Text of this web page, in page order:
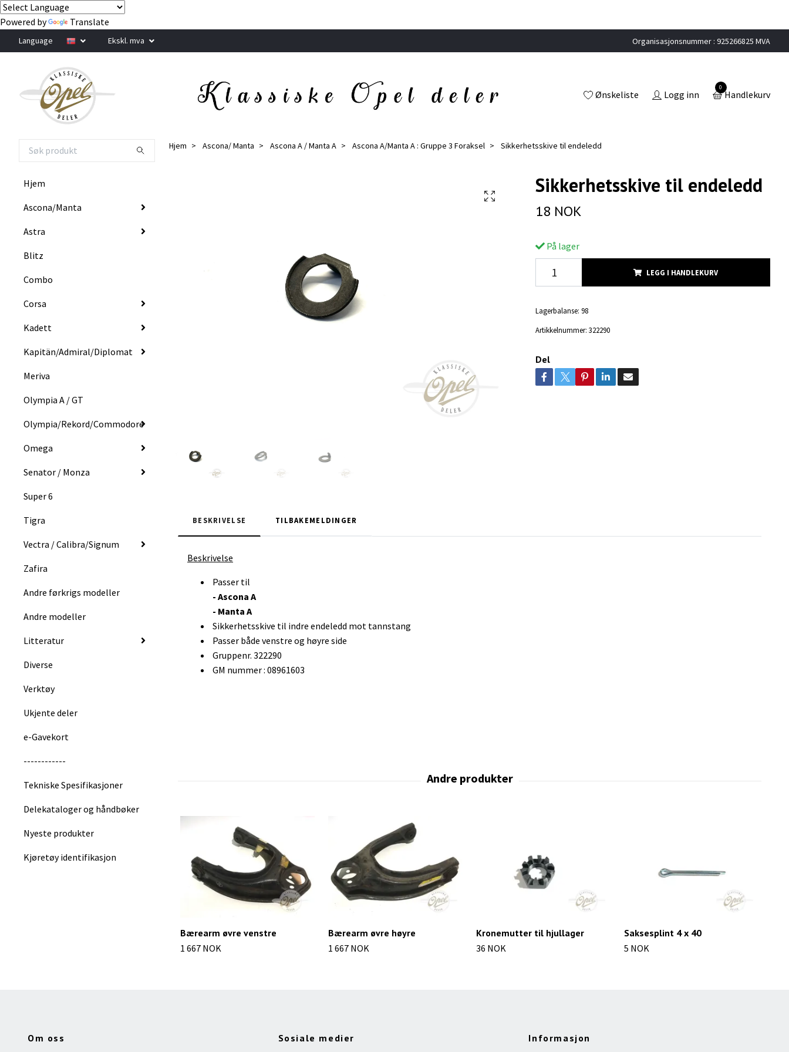
Powered by Translate
Language Ekskl. mva Organisasjonsnummer : 925266825 MVA
Ønskeliste Logg inn
0
Handlekurv
Hjem
Ascona/Manta
Astra
Blitz
Combo
Corsa
Kadett
Kapitän/Admiral/Diplomat
Meriva
Olympia A / GT
Olympia/Rekord/Commodore
Omega
Senator / Monza
Super 6
Tigra
Vectra / Calibra/Signum
Zafira
Andre førkrigs modeller
Andre modeller
Litteratur
Diverse
Verktøy
Ukjente deler
e-Gavekort
------------
Tekniske Spesifikasjoner
Delekataloger og håndbøker
Nyeste produkter
Kjøretøy identifikasjon
Hjem Ascona/ Manta Ascona A / Manta A Ascona A/Manta A : Gruppe 3 Foraksel Sikkerhetsskive til endeledd
Sikkerhetsskive til endeledd
18 NOK
På lager
LEGG I HANDLEKURV
Lagerbalanse: 98
Artikkelnummer: 322290
Del
BESKRIVELSE TILBAKEMELDINGER
Beskrivelse
Passer til
- Ascona A
- Manta A
Sikkerhetsskive til indre endeledd mot tannstang
Passer både venstre og høyre side
Gruppenr. 322290
GM nummer : 08961603
Bærearm øvre venstre
1 667 NOK
Bærearm øvre høyre
1 667 NOK
Kronemutter til hjullager
36 NOK
Saksesplint 4 x 40
5 NOK
Om oss Sosiale medier Informasjon